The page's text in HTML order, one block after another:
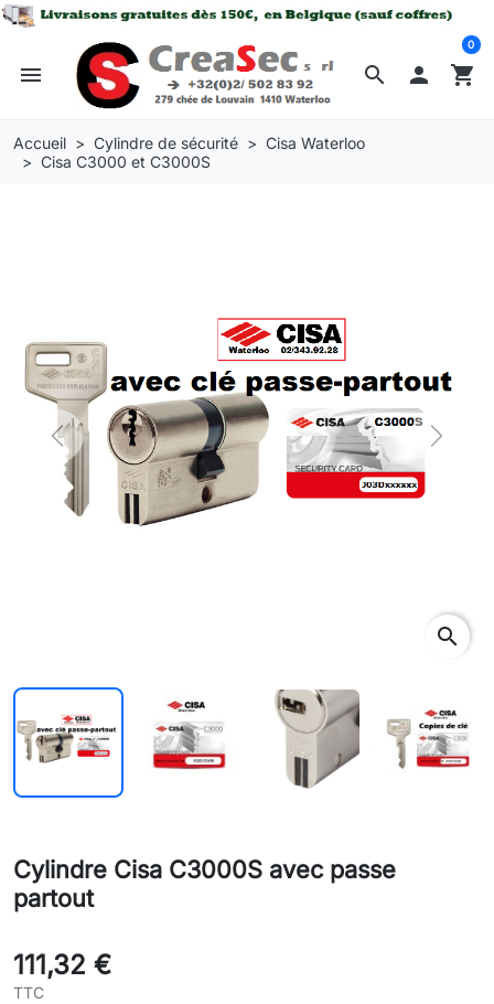
search
menu  shopping_cart
0
Accueil Cylindre de sécurité
Cisa Waterloo
Cisa C3000 et C3000S
Previous Next
search
Cylindre Cisa C3000S avec passe
partout
111,32 €
TTC